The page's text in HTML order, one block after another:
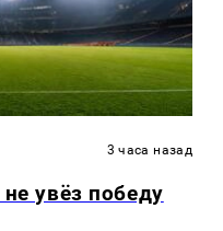
3 часа назад
увёз победу